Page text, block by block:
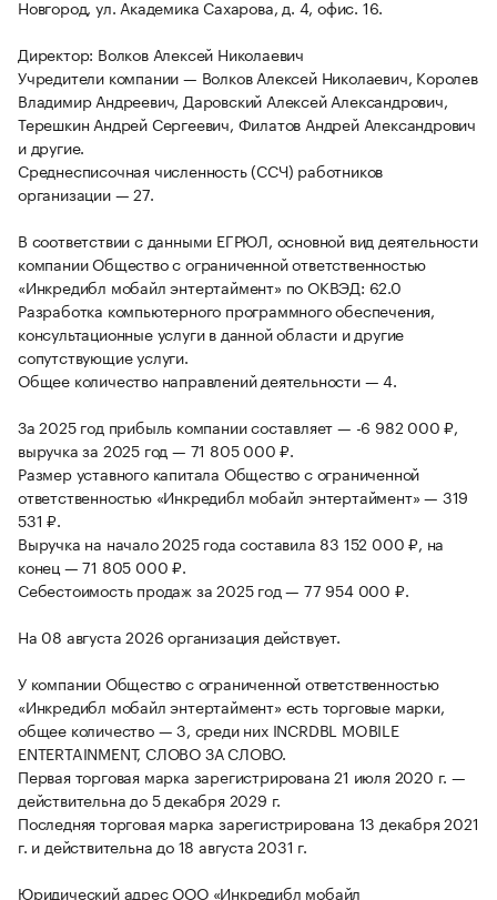
Новгород, ул. Академика Сахарова, д. 4, офис. 16.
Директор: Волков Алексей Николаевич
Учредители компании — Волков Алексей Николаевич, Королев
Владимир Андреевич, Даровский Алексей Александрович,
Терешкин Андрей Сергеевич, Филатов Андрей Александрович
и другие.
Среднесписочная численность (ССЧ) работников
организации — 27.
В соответствии с данными ЕГРЮЛ, основной вид деятельности
компании Общество с ограниченной ответственностью
«Инкредибл мобайл энтертаймент» по ОКВЭД: 62.0
Разработка компьютерного программного обеспечения,
консультационные услуги в данной области и другие
сопутствующие услуги.
Общее количество направлений деятельности — 4.
За 2025 год прибыль компании составляет — -6 982 000 ₽,
выручка за 2025 год — 71 805 000 ₽.
Размер уставного капитала Общество с ограниченной
ответственностью «Инкредибл мобайл энтертаймент» — 319
531 ₽.
Выручка на начало 2025 года составила 83 152 000 ₽, на
конец — 71 805 000 ₽.
Себестоимость продаж за 2025 год — 77 954 000 ₽.
На 08 августа 2026 организация действует.
У компании Общество с ограниченной ответственностью
«Инкредибл мобайл энтертаймент» есть торговые марки,
общее количество — 3, среди них INCRDBL MOBILE
ENTERTAINMENT, СЛОВО ЗА СЛОВО.
Первая торговая марка зарегистрирована 21 июля 2020 г. —
действительна до 5 декабря 2029 г.
Последняя торговая марка зарегистрирована 13 декабря 2021
г. и действительна до 18 августа 2031 г.
Юридический адрес ООО «Инкредибл мобайл